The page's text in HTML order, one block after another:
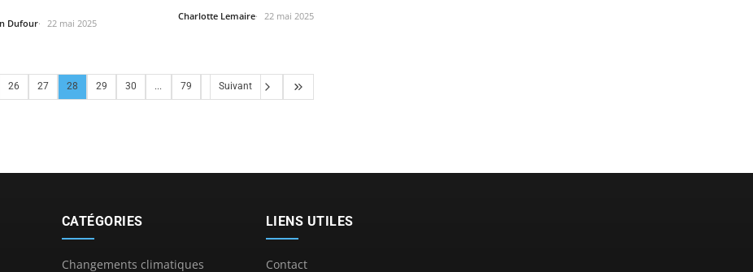
Dufour 22 mai 2025
Charlotte Lemaire 22 mai 2025
26 27 28 29 30 ... 79 Suivant
CATÉGORIES
Changements climatiques
LIENS UTILES
Contact